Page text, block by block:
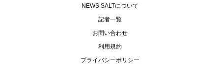
NEWS SALTについて
記者一覧
お問い合わせ
利用規約
プライバシーポリシー